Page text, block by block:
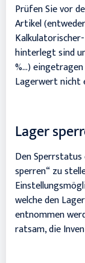
Prüfen Sie vor
Artikel
hinterlegt sind
%…)
Lagerwert nicht
Lager
Den
sperren“ zu
welche den
entnommen
ratsam, die